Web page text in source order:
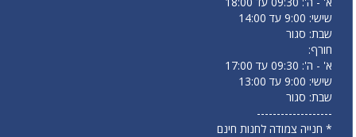
שישי: 9:00 עד 14:00
שבת: סגור
חורף:
א' - ה': 09:30 עד 17:00
שישי: 9:00 עד 13:00
שבת: סגור
-------------------
* חנייה צמודה לחנות חינם